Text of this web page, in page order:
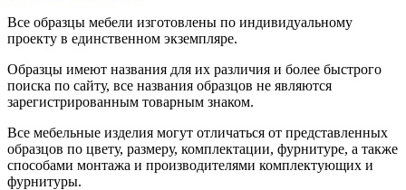
Все образцы мебели изготовлены по индивидуальному
проекту в единственном экземпляре.
Образцы имеют названия для их различия и более быстрого
поиска по сайту, все названия образцов не являются
зарегистрированным товарным знаком.
Все мебельные изделия могут отличаться от представленных
образцов по цвету, размеру, комплектации, фурнитуре, а также
способами монтажа и производителями комплектующих и
фурнитуры.